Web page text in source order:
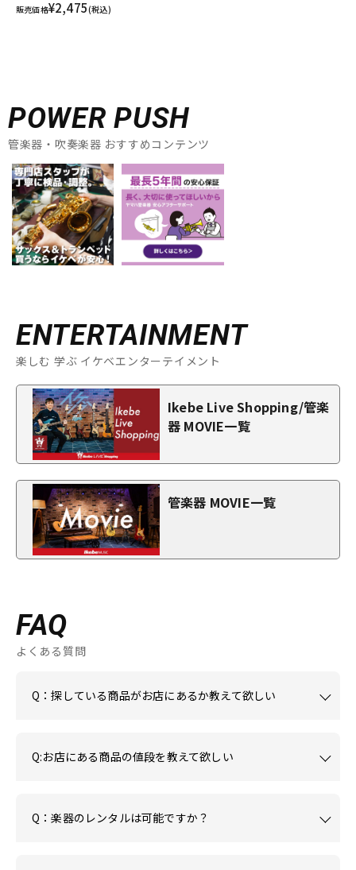
販売価格¥2,475(税込)
POWER PUSH
管楽器・吹奏楽器 おすすめコンテンツ
ENTERTAINMENT
楽しむ 学ぶ イケベエンターテイメント
Ikebe Live Shopping/管楽
器 MOVIE一覧
管楽器 MOVIE一覧
FAQ
よくある質問
Q：探している商品がお店にあるか教えて欲しい
Q:お店にある商品の値段を教えて欲しい
Q：楽器のレンタルは可能ですか？